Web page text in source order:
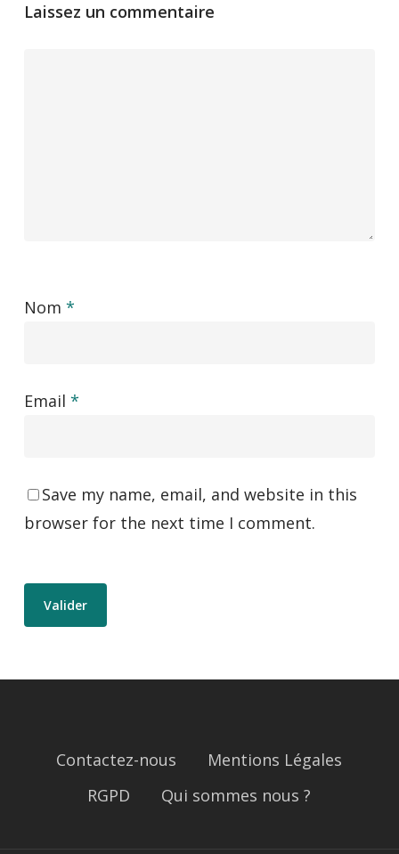
Laissez un commentaire
Nom *
Email *
Save my name, email, and website in this
browser for the next time I comment.
Contactez-nous
Mentions Légales
RGPD
Qui sommes nous ?